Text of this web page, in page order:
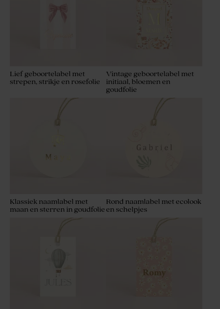
Lief geboortelabel met
strepen, strikje en rosefolie
Vintage geboortelabel met
initiaal, bloemen en
goudfolie
Klassiek naamlabel met
maan en sterren in goudfolie
Rond naamlabel met ecolook
en schelpjes